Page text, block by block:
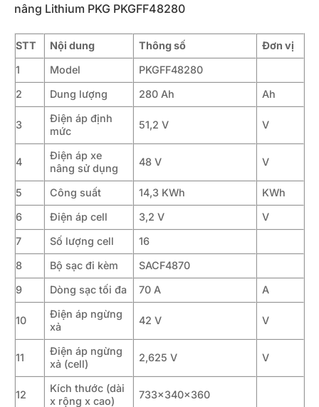
nâng Lithium PKG PKGFF48280
STT Nội dung Thông số
Đơn vị
1
Model
PKGFF48280
2
Dung lượng 280 Ah Ah
3
Điện áp định
mức
51,2 V V
4
Điện áp xe
nâng sử dụng
48 V V
5 Công suất 14,3 KWh
KWh
6
Điện áp cell 3,2 V
V
7
Số lượng cell
16
8
Bộ sạc đi kèm
SACF4870
9
Dòng sạc tối đa 70 A A
10
Điện áp ngừng
xả
42 V V
11
Điện áp ngừng
xả (cell)
2,625 V V
12
Kích thước (dài
x rộng x cao)
733x340x360